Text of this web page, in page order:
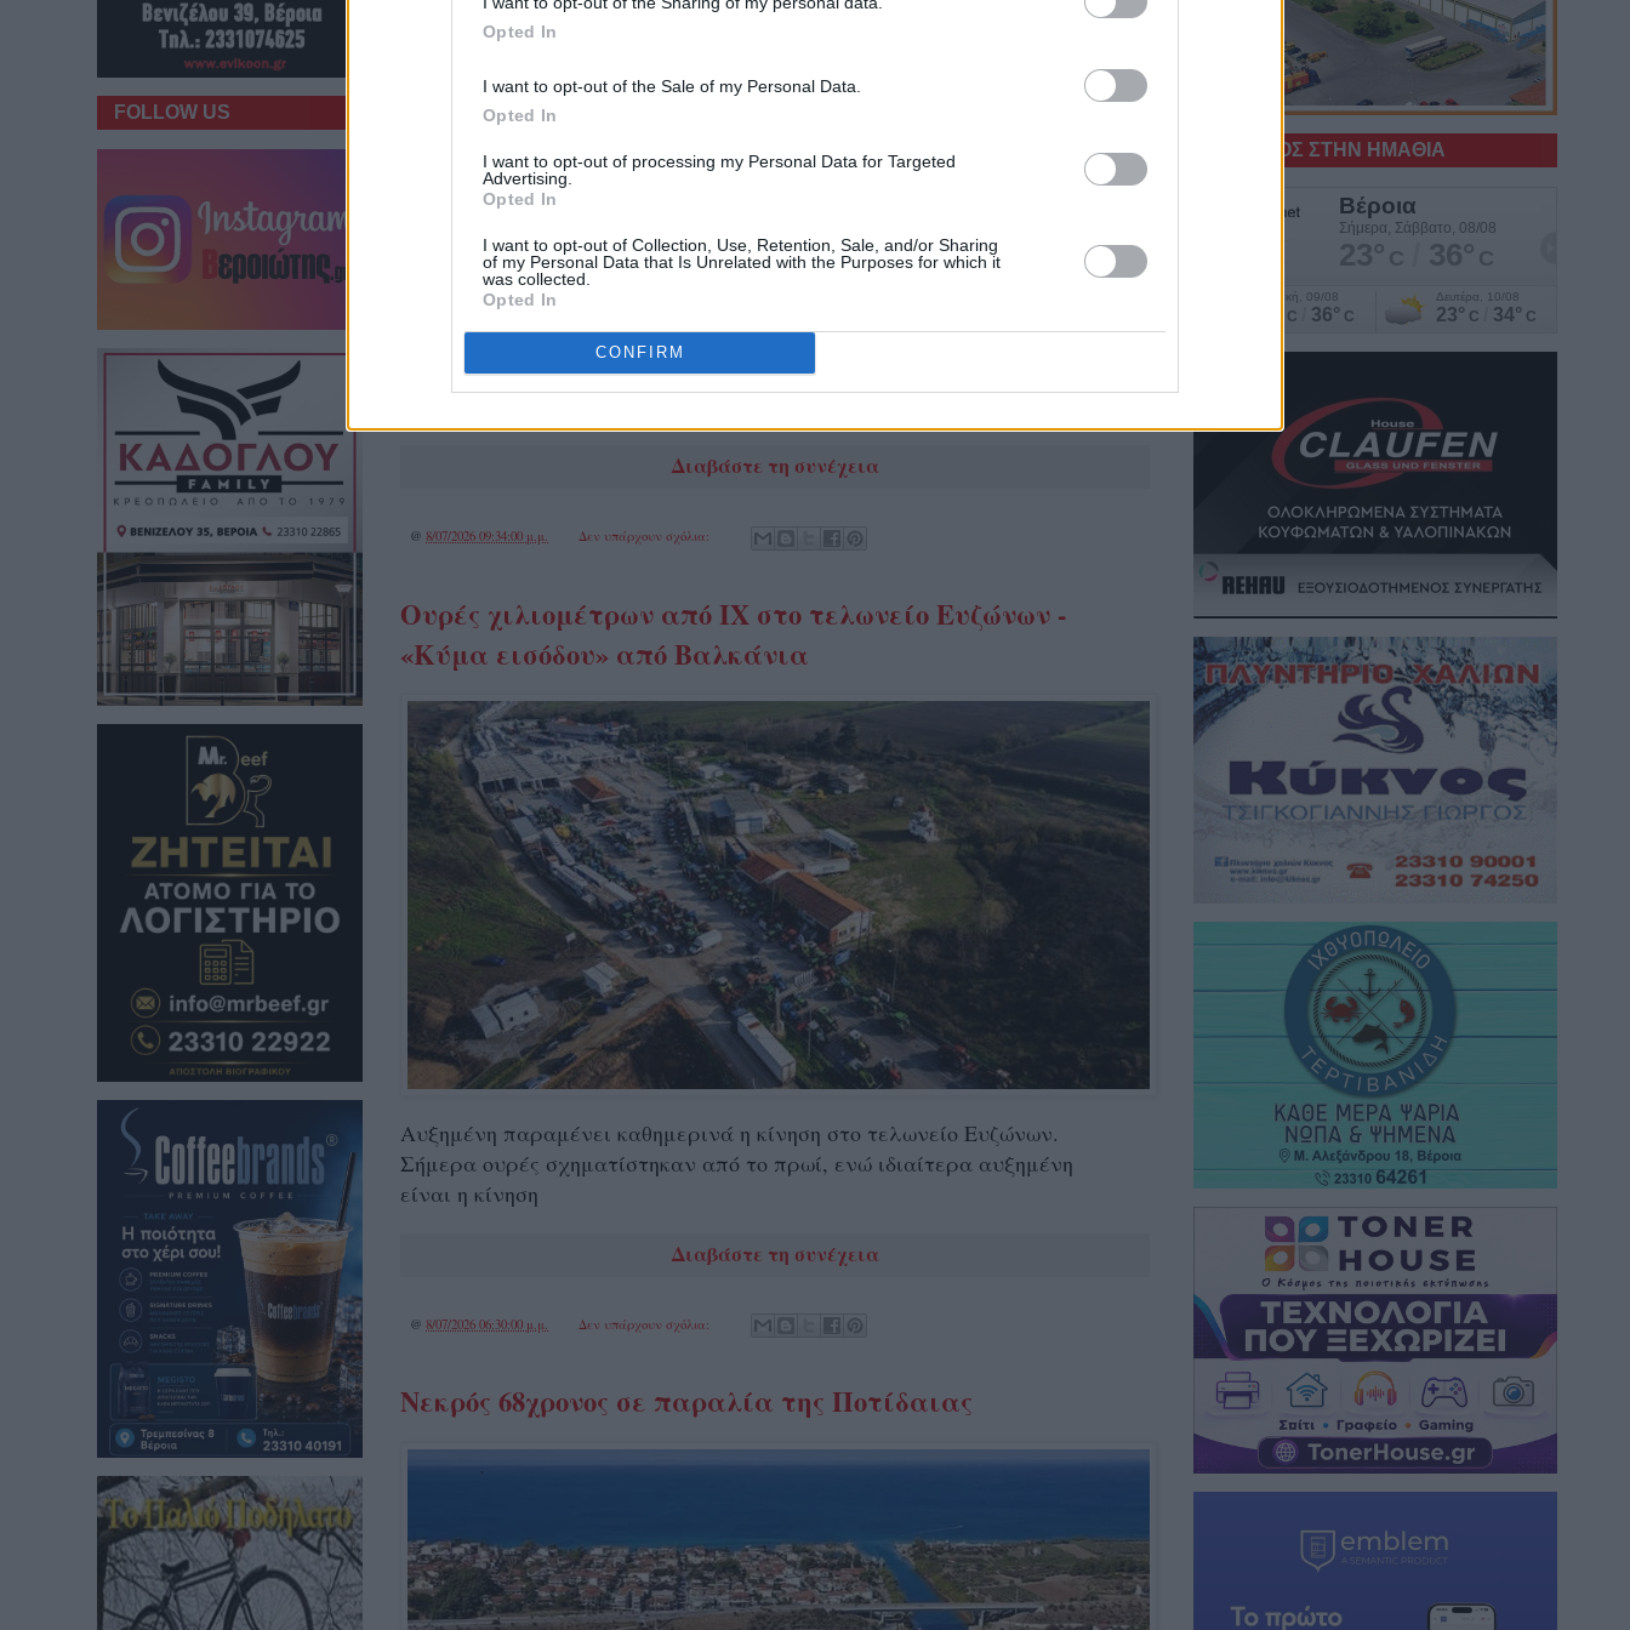
Opted In
I want to opt-out of the Sale of my Personal Data.
Opted In
I want to opt-out of processing my Personal Data for Targeted
Advertising.
Opted In
I want to opt-out of Collection, Use, Retention, Sale, and/or Sharing
of my Personal Data that Is Unrelated with the Purposes for which it
was collected.
Opted In
CONFIRM
Νέο, αυστηρότερο πλαίσιο ελέγχων στις αγροτικές ενισχύσεις έθεσε σε
εφαρμογή η ΑΑΔΕ με τη λειτουργία της πλατφόρμας myAGRO,
Διαβάστε τη συνέχεια
@ 8/07/2026 09:34:00 μ.μ. Δεν υπάρχουν σχόλια:
Ουρές χιλιομέτρων από ΙΧ στο τελωνείο Ευζώνων -
«Κύμα εισόδου» από Βαλκάνια
Αυξημένη παραμένει καθημερινά η κίνηση στο τελωνείο Ευζώνων.
Σήμερα ουρές σχηματίστηκαν από το πρωί, ενώ ιδιαίτερα αυξημένη
είναι η κίνηση
Διαβάστε τη συνέχεια
@ 8/07/2026 06:30:00 μ.μ. Δεν υπάρχουν σχόλια:
Νεκρός 68χρονος σε παραλία της Ποτίδαιας
FOLLOW US
Ο ΚΑΙΡΟΣ ΣΤΗΝ ΗΜΑΘΙΑ